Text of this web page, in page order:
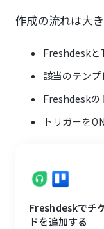
作成の流れは大
Freshdesk
該当のテン
Freshdeskの
トリガーを
Freshdeskでチ
ドを追加する